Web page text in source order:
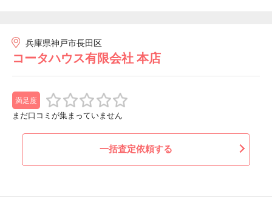
兵庫県神戸市長田区
コータハウス有限会社 本店
満足度
まだ口コミが集まっていません
一括査定依頼する